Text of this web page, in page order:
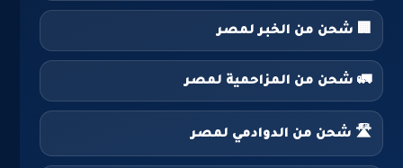
🏢 شحن من الخبر لمصر
🚛 شحن من المزاحمية لمصر
🛣️ شحن من الدوادمي لمصر